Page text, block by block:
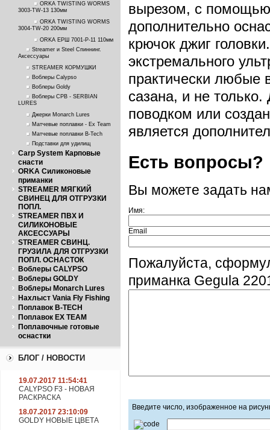
ORKA TWISTING WORMS
3003-TW-13 130мм
ORKA TWISTING WORMS
3004-TW-20 200мм
ORKA ЕРШ 7001-P-11 110мм
Streamer и Steel Спиннинг.
Аксессуары
STREAMER КОРМУШКИ
Воблеры Calypso
Воблеры Goldy
Воблеры СРВ - SERBIAN
LURES
Джерки Monarch Lures
Матчевые поплавки - Ex Team
Матчевые поплавки B-Tech
Подставки для удилищ
Carp System Карповые
снасти
ORKA Силиконовые
приманки
STREAMER МЯГКИЙ
СВИНЕЦ ДЛЯ ОТГРУЗКИ
ПОПЛ.
STREAMER ПВХ И
СИЛИКОНОВЫЕ
АКСЕССУАРЫ
STREAMER СВИНЦ.
ГРУЗИЛА ДЛЯ ОТГРУЗКИ
ПОПЛ. ОСНАСТОК
Воблеры CALYPSO
Воблеры GOLDY
Воблеры Monarch Lures
Нахлыст Vania Fly Fishing
Поплавок B-TECH
Поплавок EX TEAM
Поплавочные готовые
оснастки
БЛОГ / НОВОСТИ
19.07.2017 11:54:41
CALYPSO F3 - НОВАЯ
РАСКРАСКА
18.07.2017 23:10:09
GOLDY НОВЫЕ ЦВЕТА
вырезом, с помощью
дополнительно
крючок джиг
экстремального
практически любые
сазана, и не
поводком или
является
Есть вопросы?
Вы можете задать
Имя:
Email
Пожалуйста,
приманка Gegula
Введите число, изображенное на